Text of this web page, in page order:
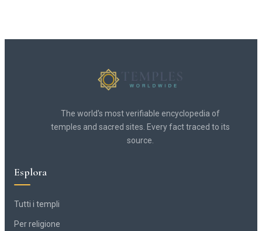
The world's most verifiable encyclopedia of
temples and sacred sites. Every fact traced to its
source.
Esplora
Tutti i templi
Per religione